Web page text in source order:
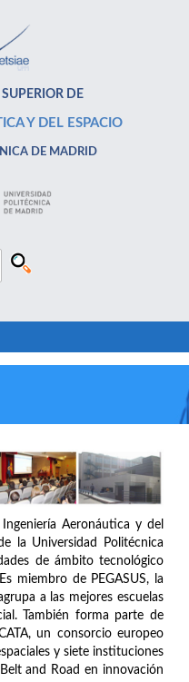
DE
Y DEL ESPACIO
DE MADRID
Aeronáutica y del
la Universidad Politécnica
de ámbito tecnológico
miembro de PEGASUS, la
a las mejores escuelas
También forma parte de
un consorcio europeo
y siete instituciones
and Road en innovación